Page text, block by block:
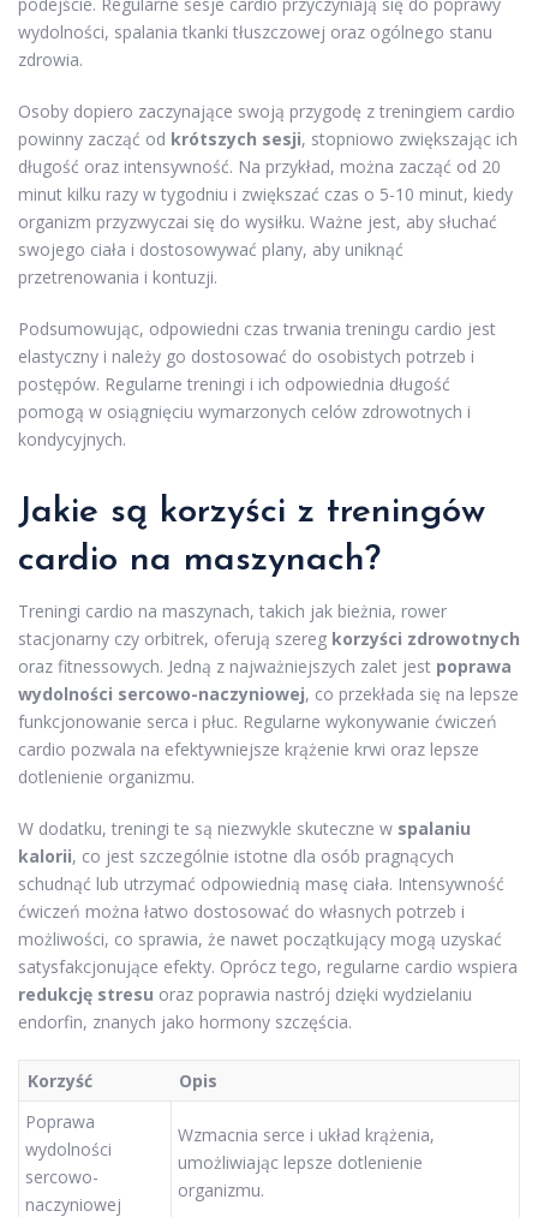
wydolności, spalania tkanki tłuszczowej oraz ogólnego stanu
zdrowia.
Osoby dopiero zaczynające swoją przygodę z treningiem cardio
powinny zacząć od krótszych sesji, stopniowo zwiększając ich
długość oraz intensywność. Na przykład, można zacząć od 20
minut kilku razy w tygodniu i zwiększać czas o 5-10 minut, kiedy
organizm przyzwyczai się do wysiłku. Ważne jest, aby słuchać
swojego ciała i dostosowywać plany, aby uniknąć
przetrenowania i kontuzji.
Podsumowując, odpowiedni czas trwania treningu cardio jest
elastyczny i należy go dostosować do osobistych potrzeb i
postępów. Regularne treningi i ich odpowiednia długość
pomogą w osiągnięciu wymarzonych celów zdrowotnych i
kondycyjnych.
Jakie są korzyści z treningów
cardio na maszynach?
Treningi cardio na maszynach, takich jak bieżnia, rower
stacjonarny czy orbitrek, oferują szereg korzyści zdrowotnych
oraz fitnessowych. Jedną z najważniejszych zalet jest poprawa
wydolności sercowo-naczyniowej, co przekłada się na lepsze
funkcjonowanie serca i płuc. Regularne wykonywanie ćwiczeń
cardio pozwala na efektywniejsze krążenie krwi oraz lepsze
dotlenienie organizmu.
W dodatku, treningi te są niezwykle skuteczne w spalaniu
kalorii, co jest szczególnie istotne dla osób pragnących
schudnąć lub utrzymać odpowiednią masę ciała. Intensywność
ćwiczeń można łatwo dostosować do własnych potrzeb i
możliwości, co sprawia, że nawet początkujący mogą uzyskać
satysfakcjonujące efekty. Oprócz tego, regularne cardio wspiera
redukcję stresu oraz poprawia nastrój dzięki wydzielaniu
endorfin, znanych jako hormony szczęścia.
Korzyść
Opis
Poprawa
wydolności
sercowo-
naczyniowej
Wzmacnia serce i układ krążenia,
umożliwiając lepsze dotlenienie
organizmu.